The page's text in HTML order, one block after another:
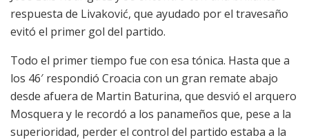
respuesta de Livaković, que ayudado por el travesaño
evitó el primer gol del partido.
Todo el primer tiempo fue con esa tónica. Hasta que a
los 46′ respondió Croacia con un gran remate abajo
desde afuera de Martin Baturina, que desvió el arquero
Mosquera y le recordó a los panameños que, pese a la
superioridad, perder el control del partido estaba a la